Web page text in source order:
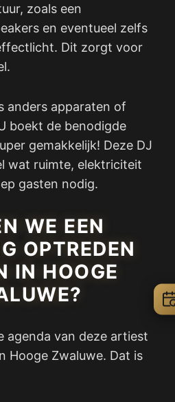
zoals een
en eventueel zelfs
Dit zorgt voor
anders apparaten of
boekt de benodigde
gemakkelijk! Deze DJ
wat ruimte, elektriciteit
gasten nodig.
WE EEN
OPTREDEN
IN HOOGE
agenda van deze artiest
Hooge Zwaluwe. Dat is